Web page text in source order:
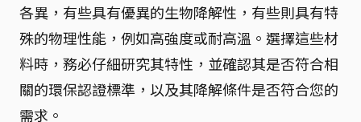
各異，有些具有優異的生物降解性，有些則具有特
殊的物理性能，例如高強度或耐高溫。選擇這些材
料時，務必仔細研究其特性，並確認其是否符合相
關的環保認證標準，以及其降解條件是否符合您的
需求。